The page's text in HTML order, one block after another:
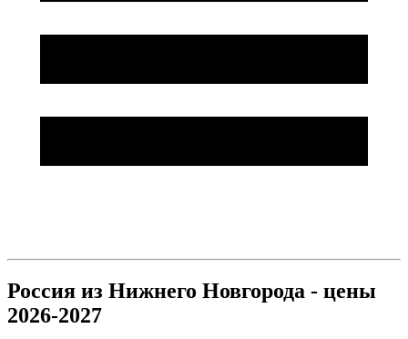
Россия из Нижнего Новгорода - цены
2026-2027